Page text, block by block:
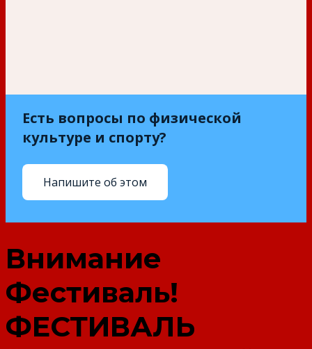
Есть вопросы по физической
культуре и спорту?
Напишите об этом
Внимание
Фестиваль!
ФЕСТИВАЛЬ